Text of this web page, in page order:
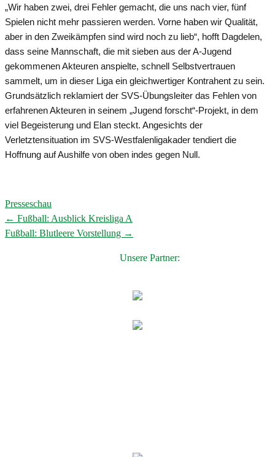
„Wir haben zwei, drei Fehler gemacht, die uns nach vier, fünf
Spielen nicht mehr passieren werden. Vorne haben wir Qualität,
aber in den Zweikämpfen sind wird noch zu lieb“, hofft Dagdelen,
dass seine Mannschaft, die mit sieben aus der A-Jugend
gekommenen Akteuren anspielte, schnell Selbstvertrauen
sammelt, um in dieser Liga ein gleichwertiger Kontrahent zu sein.
Grundsätzlich reklamiert der SVS-Übungsleiter das Fehlen von
erfahrenen Akteuren in seinem „Jugend forscht“-Projekt, in dem
viel Begeisterung und Elan steckt. Angesichts der
Verletztensituation im SVS-Westfalenligakader tendiert die
Hoffnung auf Aushilfe von oben indes gegen Null.
Presseschau
Post
← Fußball: Ausblick Kreisliga A
Fußball: Blutleere Vorstellung →
Unsere Partner: